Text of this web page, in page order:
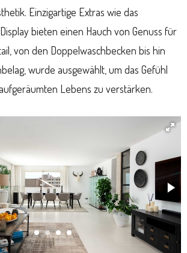
Einzigartige Extras wie das
bieten einen Hauch von Genuss für
von den Doppelwaschbecken bis hin
wurde ausgewählt, um das Gefühl
Lebens zu verstärken.